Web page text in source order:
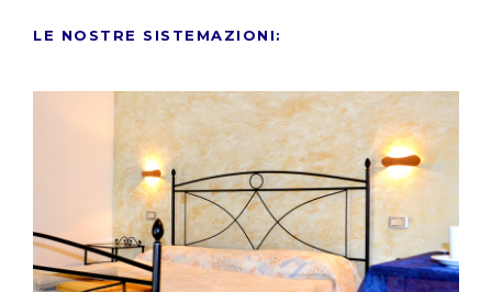
LE NOSTRE SISTEMAZIONI:
Camera Le Stelle
Camera La Luna
Camera il Sole
Appartamento La Cudera
Appartamento La Meria
Appartamento La Caliggine